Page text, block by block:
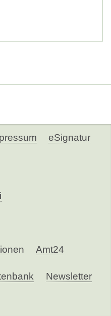
eSignatur
Amt24
Newsletter